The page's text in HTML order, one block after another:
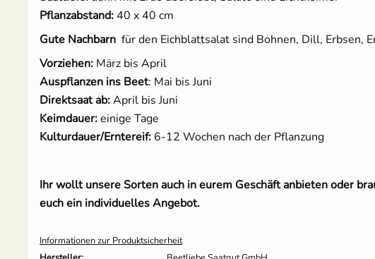
Pflanzabstand:40 x 40 cm
Gute Nachbarn für den Eichblattsalat sind Bohnen, Dill, Erbsen,
Vorziehen: März bis April
Auspflanzen ins Beet: Mai bis Juni
Direktsaat ab:April bis Juni
Keimdauer:einige Tage
Kulturdauer/Erntereif: 6-12 Wochen nach der Pflanzung
Ihr wollt unsere Sorten auch in eurem Geschäft anbieten oder
euch ein individuelles Angebot.
Informationen zur Produktsicherheit